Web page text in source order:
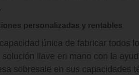
personalizadas y rentables
única de fabricar todos
llave en mano con la
sobresale en sus capacidades